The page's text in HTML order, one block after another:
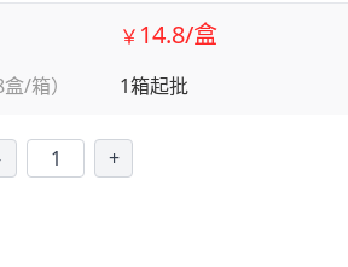
/箱）
￥ 14.8/盒
1箱起批
+